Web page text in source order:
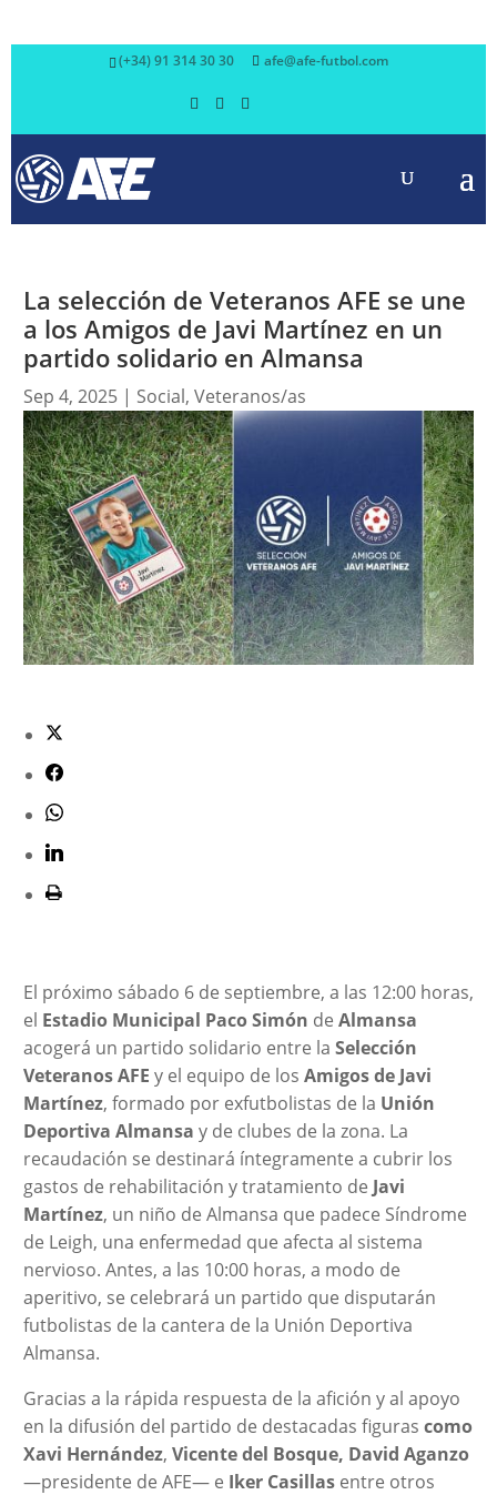
(+34) 91 314 30 30 afe@afe-futbol.com
La selección de Veteranos AFE se une
a los Amigos de Javi Martínez en un
partido solidario en Almansa
Sep 4, 2025| Social, Veteranos/as
El próximo sábado 6 de septiembre, a las 12:00 horas,
el Estadio Municipal Paco Simón de Almansa
acogerá un partido solidario entre la Selección
Veteranos AFE y el equipo de los Amigos de Javi
Martínez, formado por exfutbolistas de la Unión
Deportiva Almansa y de clubes de la zona. La
recaudación se destinará íntegramente a cubrir los
gastos de rehabilitación y tratamiento de Javi
Martínez, un niño de Almansa que padece Síndrome
de Leigh, una enfermedad que afecta al sistema
nervioso. Antes, a las 10:00 horas, a modo de
aperitivo, se celebrará un partido que disputarán
futbolistas de la cantera de la Unión Deportiva
Almansa.
Gracias a la rápida respuesta de la afición y al apoyo
en la difusión del partido de destacadas figuras como
Xavi Hernández, Vicente del Bosque, David Aganzo
—presidente de AFE— e Iker Casillasentre otros